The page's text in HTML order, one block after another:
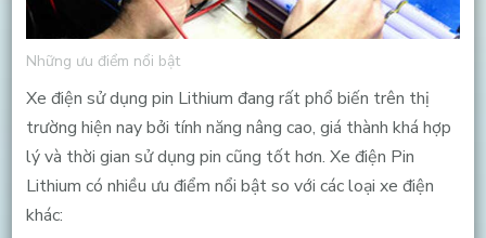
Những ưu điểm nổi bật
Xe điện sử dụng pin Lithium đang rất phổ biến trên thị
trường hiện nay bởi tính năng nâng cao, giá thành khá hợp
lý và thời gian sử dụng pin cũng tốt hơn. Xe điện Pin
Lithium có nhiều ưu điểm nổi bật so với các loại xe điện
khác: